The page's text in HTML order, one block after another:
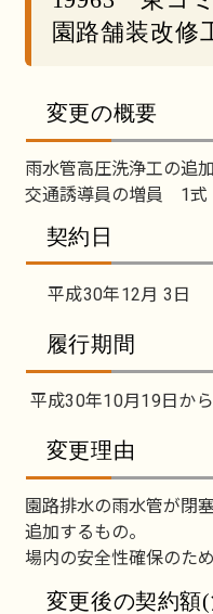
園路舗装改
変更の概要
雨水管高圧洗浄工の追
交通誘導員の増員 1式
契約日
平成30年12月 3日
履行期間
平成30年10月19日か
変更理由
園路排水の雨水管が閉
追加するもの。
場内の安全性確保のた
変更後の契約額